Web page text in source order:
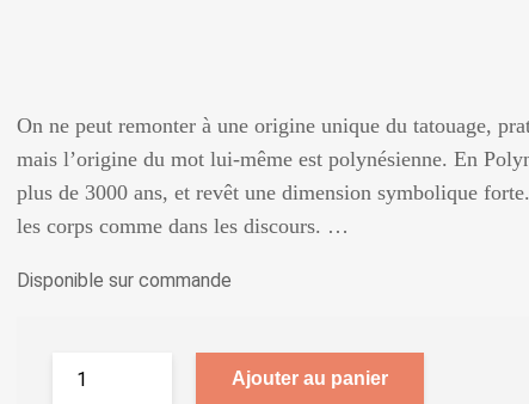
On ne peut remonter à une origine unique du tatouage,
mais l’origine du mot lui-même est polynésienne. En
plus de 3000 ans, et revêt une dimension symbolique
les corps comme dans les discours. …
Disponible sur commande
Ajouter au panier